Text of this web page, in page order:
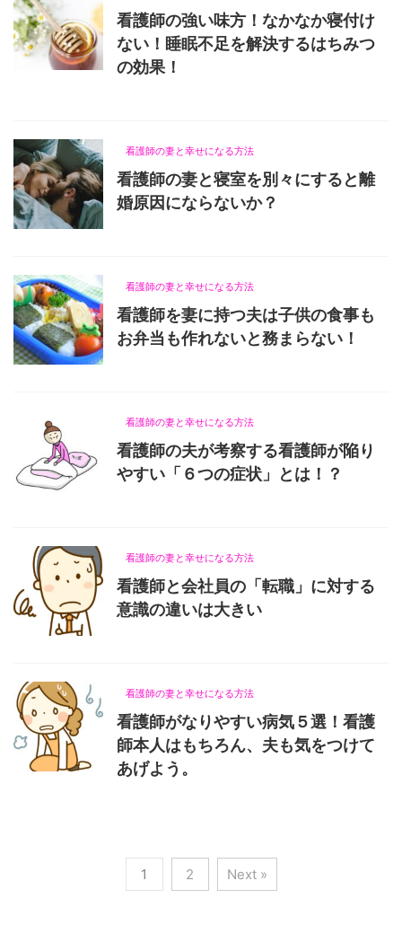
看護師の強い味方！なかなか寝付け
ない！睡眠不足を解決するはちみつ
の効果！
看護師の妻と幸せになる方法
看護師の妻と寝室を別々にすると離
婚原因にならないか？
看護師の妻と幸せになる方法
看護師を妻に持つ夫は子供の食事も
お弁当も作れないと務まらない！
看護師の妻と幸せになる方法
看護師の夫が考察する看護師が陥り
やすい「６つの症状」とは！？
看護師の妻と幸せになる方法
看護師と会社員の「転職」に対する
意識の違いは大きい
看護師の妻と幸せになる方法
看護師がなりやすい病気５選！看護
師本人はもちろん、夫も気をつけて
あげよう。
1 2 Next »